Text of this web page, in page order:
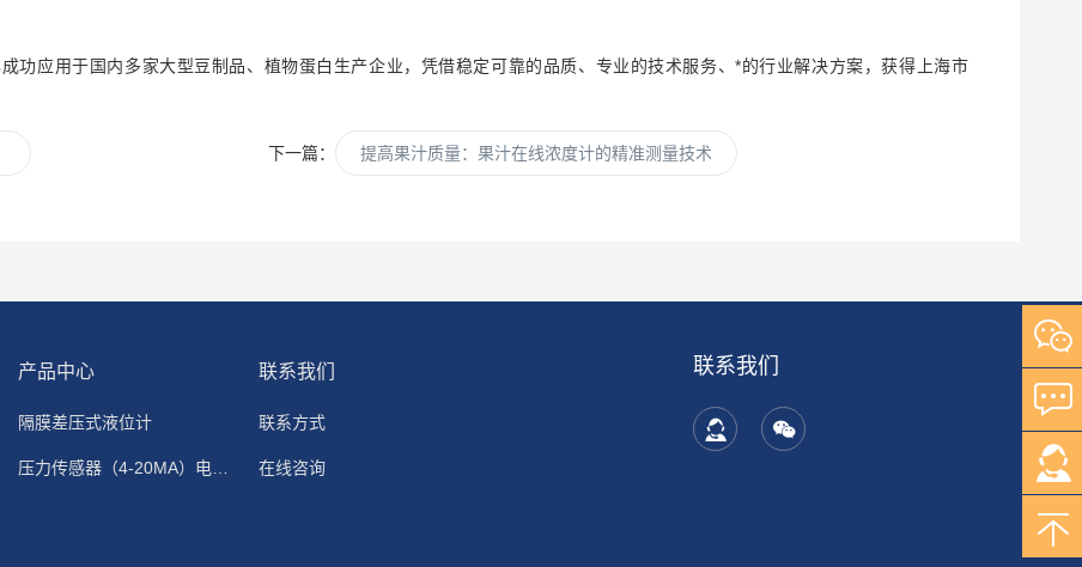
功应用于国内多家大型豆制品、植物蛋白生产企业，凭借稳定可靠的品质、专业的技术服务、*的行业解决方案，获得上海市
下一篇： 提高果汁质量：果汁在线浓度计的精准测量技术
产品中心
隔膜差压式液位计
压力传感器（4-20MA）电流输出
联系我们
联系方式
在线咨询
联系我们